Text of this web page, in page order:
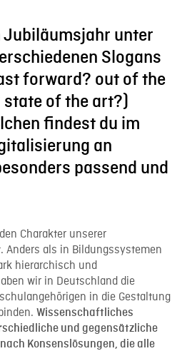
Jubiläumsjahr unter
Slogans
forward? out of the
state of the art?)
findest du im
an
passend und
Charakter unserer
Anders als in Bildungssystemen
hierarchisch und
wir in Deutschland die
in die Gestaltung
Wissenschaftliches
und gegensätzliche
Konsenslösungen, die alle